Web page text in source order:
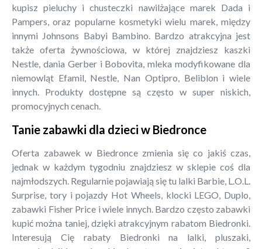
kupisz pieluchy i chusteczki nawilżające marek Dada i
Pampers, oraz popularne kosmetyki wielu marek, między
innymi Johnsons Babyi Bambino. Bardzo atrakcyjna jest
także oferta żywnościowa, w której znajdziesz kaszki
Nestle, dania Gerber i Bobovita, mleka modyfikowane dla
niemowląt Efamil, Nestle, Nan Optipro, Beliblon i wiele
innych. Produkty dostępne są często w super niskich,
promocyjnych cenach.
Tanie zabawki dla dzieci w Biedronce
Oferta zabawek w Biedronce zmienia się co jakiś czas,
jednak w każdym tygodniu znajdziesz w sklepie coś dla
najmłodszych. Regularnie pojawiają się tu lalki Barbie, L.O.L.
Surprise, tory i pojazdy Hot Wheels, klocki LEGO, Duplo,
zabawki Fisher Price i wiele innych. Bardzo często zabawki
kupić można taniej, dzięki atrakcyjnym rabatom Biedronki.
Interesują Cię rabaty Biedronki na lalki, pluszaki,